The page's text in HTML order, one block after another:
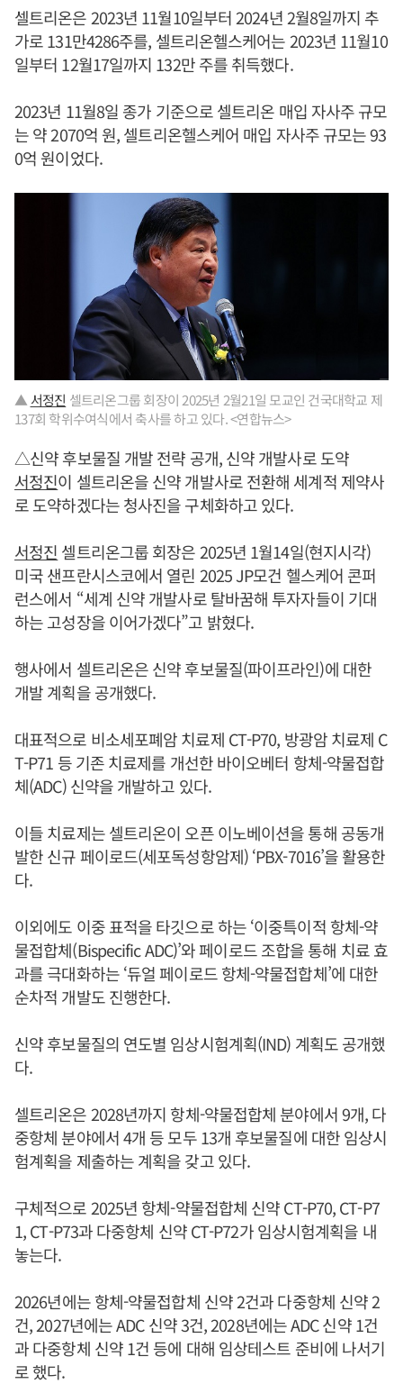
셀트리온은 2023년 11월10일부터 2024년 2월8일까지 추
가로 131만4286주를, 셀트리온헬스케어는 2023년 11월10
일부터 12월17일까지 132만 주를 취득했다.
2023년 11월8일 종가 기준으로 셀트리온 매입 자사주 규모
는 약 2070억 원, 셀트리온헬스케어 매입 자사주 규모는 93
0억 원이었다.
▲ 서정진 셀트리온그룹 회장이 2025년 2월21일 모교인 건국대학교 제
137회 학위수여식에서 축사를 하고 있다. <연합뉴스>
△신약 후보물질 개발 전략 공개, 신약 개발사로 도약
서정진이 셀트리온을 신약 개발사로 전환해 세계적 제약사
로 도약하겠다는 청사진을 구체화하고 있다.
서정진 셀트리온그룹 회장은 2025년 1월14일(현지시각)
미국 샌프란시스코에서 열린 2025 JP모건 헬스케어 콘퍼
런스에서 “세계 신약 개발사로 탈바꿈해 투자자들이 기대
하는 고성장을 이어가겠다”고 밝혔다.
행사에서 셀트리온은 신약 후보물질(파이프라인)에 대한
개발 계획을 공개했다.
대표적으로 비소세포폐암 치료제 CT-P70, 방광암 치료제 C
T-P71 등 기존 치료제를 개선한 바이오베터 항체-약물접합
체(ADC) 신약을 개발하고 있다.
이들 치료제는 셀트리온이 오픈 이노베이션을 통해 공동개
발한 신규 페이로드(세포독성항암제) ‘PBX-7016’을 활용한
다.
이외에도 이중 표적을 타깃으로 하는 ‘이중특이적 항체-약
물접합체(Bispecific ADC)’와 페이로드 조합을 통해 치료 효
과를 극대화하는 ‘듀얼 페이로드 항체-약물접합체’에 대한
순차적 개발도 진행한다.
신약 후보물질의 연도별 임상시험계획(IND) 계획도 공개했
다.
셀트리온은 2028년까지 항체-약물접합체 분야에서 9개, 다
중항체 분야에서 4개 등 모두 13개 후보물질에 대한 임상시
험계획을 제출하는 계획을 갖고 있다.
구체적으로 2025년 항체-약물접합체 신약 CT-P70, CT-P7
1, CT-P73과 다중항체 신약 CT-P72가 임상시험계획을 내
놓는다.
2026년에는 항체-약물접합체 신약 2건과 다중항체 신약 2
건, 2027년에는 ADC 신약 3건, 2028년에는 ADC 신약 1건
과 다중항체 신약 1건 등에 대해 임상테스트 준비에 나서기
로 했다.